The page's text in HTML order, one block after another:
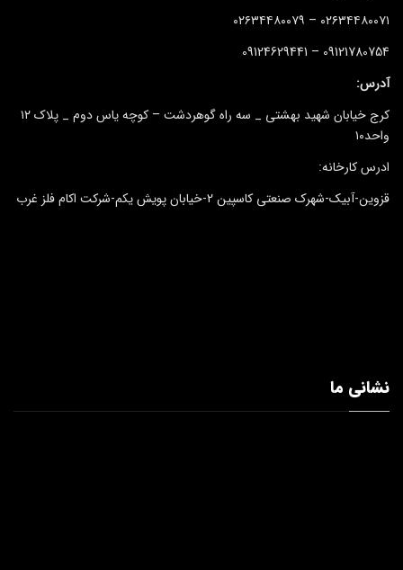
۰۲۶۳۴۴۸۰۰۷۱ – ۰۲۶۳۴۴۸۰۰۷۹
09121780754 – 09124629441
آدرس:
کرج خیابان شهید بهشتی _ سه راه گوهردشت – کوچه یاس دوم _ پلاک ۱۲
واحد۱۰
ادرس کارخانه:
قزوین-آبیک-شهرک صنعتی کاسپین 2-خیابان پویش یکم-شرکت اکام فلز غرب
نشانی ما